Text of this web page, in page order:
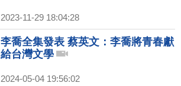
2023-11-29 18:04:28
李喬全集發表 蔡英文：李喬將青春獻
給台灣文學
2024-05-04 19:56:02